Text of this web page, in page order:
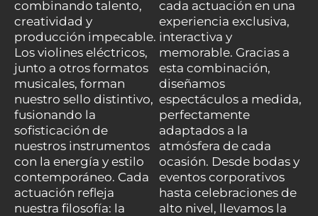
combinando talento,
creatividad y
producción impecable.
Los violines eléctricos,
junto a otros formatos
musicales, forman
nuestro sello distintivo,
fusionando la
sofisticación de
nuestros instrumentos
con la energía y estilo
contemporáneo. Cada
actuación refleja
nuestra filosofía: la
cada actuación en una
experiencia exclusiva,
interactiva y
memorable. Gracias a
esta combinación,
diseñamos
espectáculos a medida,
perfectamente
adaptados a la
atmósfera de cada
ocasión. Desde bodas y
eventos corporativos
hasta celebraciones de
alto nivel, llevamos la